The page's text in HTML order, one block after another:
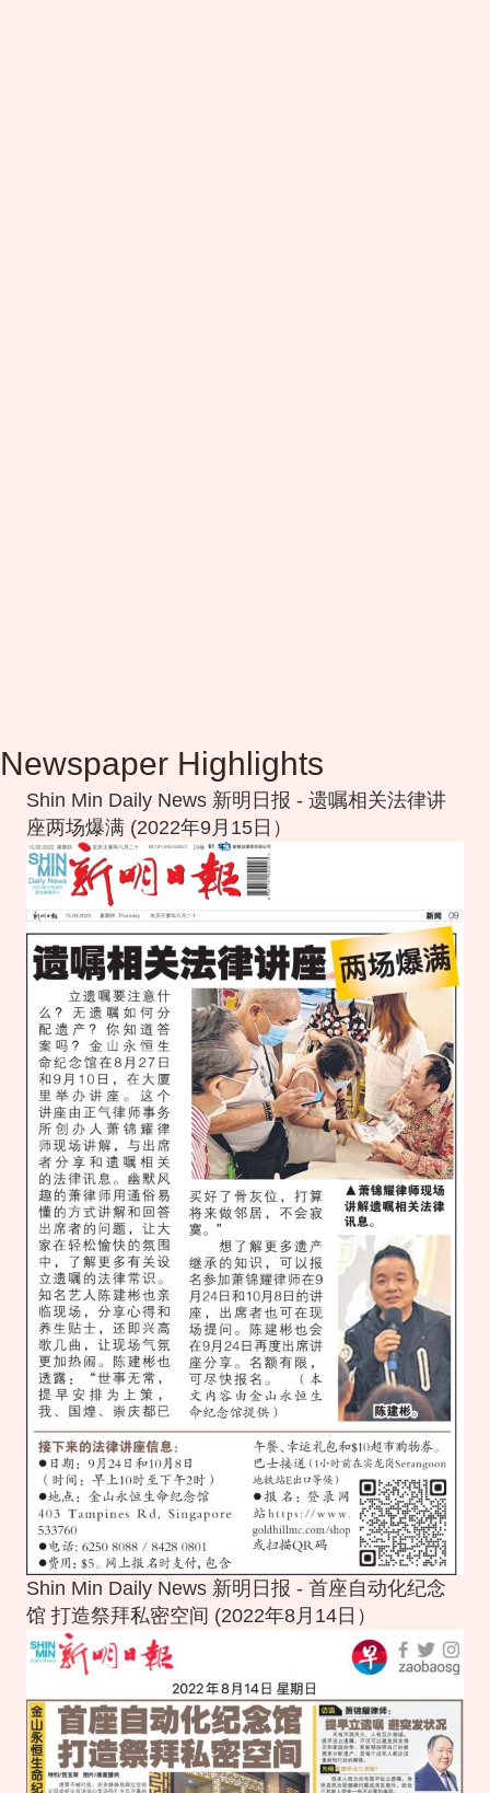
Newspaper Highlights
Shin Min Daily News 新明日报 - 遗嘱相关法律讲
座两场爆满 (2022年9月15日）
Shin Min Daily News 新明日报 - 首座自动化纪念
馆 打造祭拜私密空间 (2022年8月14日）